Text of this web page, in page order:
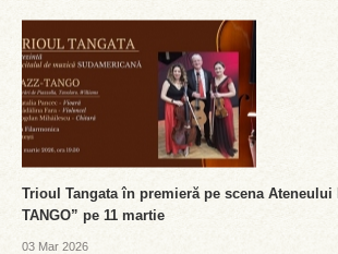
Trioul Tangata în premieră pe scena Ateneului
TANGO” pe 11 martie
03 Mar 2026